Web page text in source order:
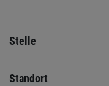
Stelle
Standort